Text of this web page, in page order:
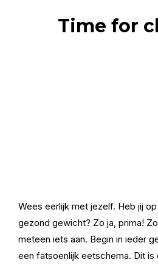
Time for
Wees eerlijk met jezelf. Heb jij
gezond gewicht? Zo ja, prima!
meteen iets aan. Begin in ieder
een fatsoenlijk eetschema. Dit is